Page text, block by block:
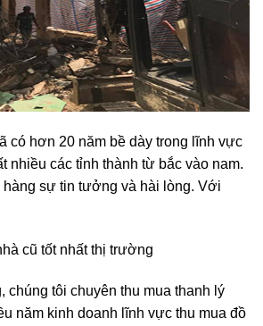
có hơn 20 năm bề dày trong lĩnh vực
nhiều các tỉnh thành từ bắc vào nam.
hàng sự tin tưởng và hài lòng. Với
cũ tốt nhất thị trường
chúng tôi chuyên thu mua thanh lý
năm kinh doanh lĩnh vực thu mua đồ